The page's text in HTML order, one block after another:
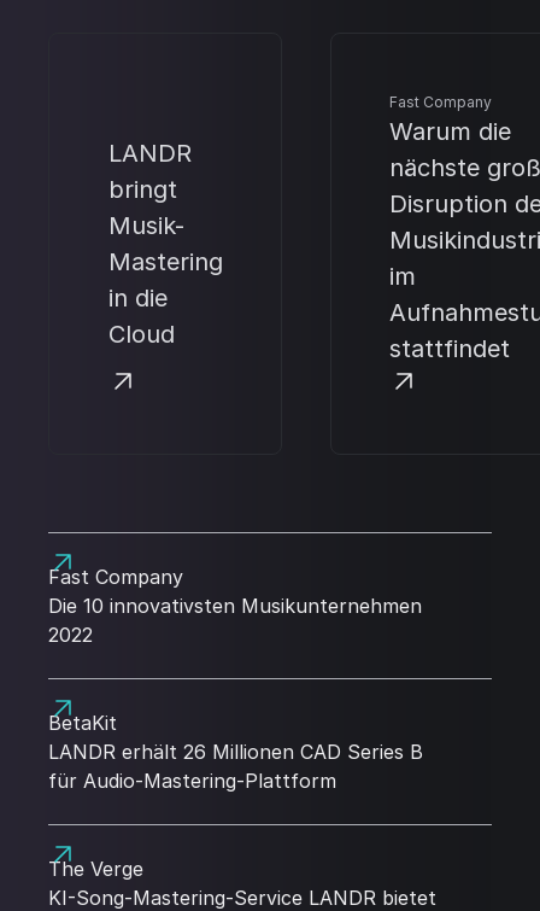
LANDR
bringt
Musik-
Mastering
in die
Cloud
Fast Company
Warum die
nächste
Disruption
im
stattfindet
Fast Company
Die 10 innovativsten Musikunternehmen
2022
BetaKit
LANDR erhält 26 Millionen CAD Series B
für Audio-Mastering-Plattform
The Verge
KI-Song-Mastering-Service LANDR bietet